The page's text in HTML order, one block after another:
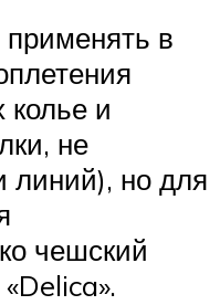
в
колье и
не
линий), но для
чешский